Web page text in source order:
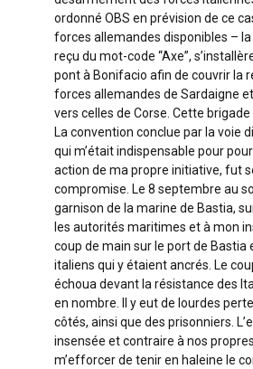
ordonné OBS en prévision de ce
forces allemandes disponibles – la
reçu du mot-code “Axe”,
pont à Bonifacio afin de couvrir la
forces allemandes de Sardaigne
vers celles de Corse. Cette
La convention conclue par la voie
qui m’était indispensable pour
action de ma propre initiative, fut
compromise. Le 8 septembre au
garnison de la marine de Bastia,
les autorités maritimes et à mon
coup de main sur le port de Bastia
italiens qui y étaient ancrés. Le
échoua devant la résistance des
en nombre. Il y eut de lourdes
côtés, ainsi que des prisonniers.
insensée et contraire à nos
m’efforcer de tenir en haleine le